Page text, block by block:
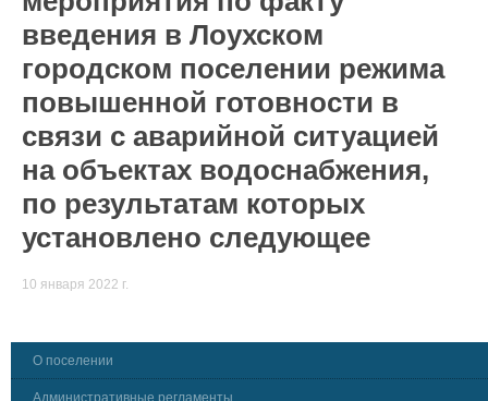
введения в Лоухском
городском поселении режима
повышенной готовности в
связи с аварийной ситуацией
на объектах водоснабжения,
по результатам которых
установлено следующее
10 января 2022 г.
О поселении